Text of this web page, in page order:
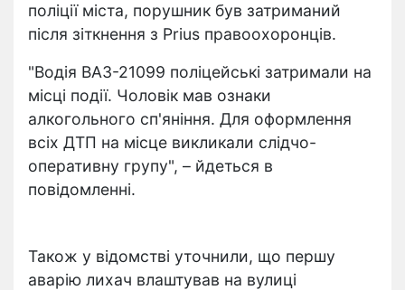
поліції міста, порушник був затриманий
після зіткнення з Prius правоохоронців.
"Водія ВАЗ-21099 поліцейські затримали на
місці події. Чоловік мав ознаки
алкогольного сп'яніння. Для оформлення
всіх ДТП на місце викликали слідчо-
оперативну групу", – йдеться в
повідомленні.
Також у відомстві уточнили, що першу
аварію лихач влаштував на вулиці